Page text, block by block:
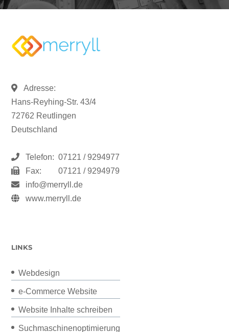
Adresse:
Hans-Reyhing-Str. 43/4
72762 Reutlingen
Deutschland
Telefon: 07121 / 9294977
Fax:
07121 / 9294979
info@merryll.de
www.merryll.de
LINKS
Webdesign
e-Commerce Website
Website Inhalte schreiben
Suchmaschinenoptimierung